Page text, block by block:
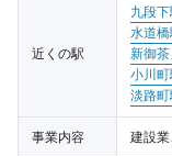
近くの駅
九段下
水道橋
新御
小川町
淡路町
事業内容 建設